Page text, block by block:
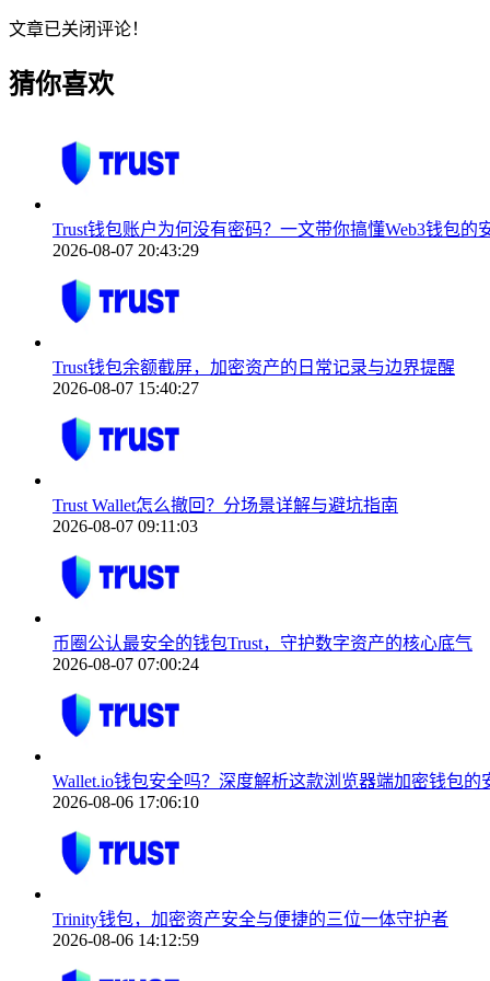
文章已关闭评论！
猜你喜欢
Trust钱包账户为何没有密码？一文带你搞懂Web3钱包的
2026-08-07 20:43:29
Trust钱包余额截屏，加密资产的日常记录与边界提醒
2026-08-07 15:40:27
Trust Wallet怎么撤回？分场景详解与避坑指南
2026-08-07 09:11:03
币圈公认最安全的钱包Trust，守护数字资产的核心底气
2026-08-07 07:00:24
Wallet.io钱包安全吗？深度解析这款浏览器端加密钱包的
2026-08-06 17:06:10
Trinity钱包，加密资产安全与便捷的三位一体守护者
2026-08-06 14:12:59